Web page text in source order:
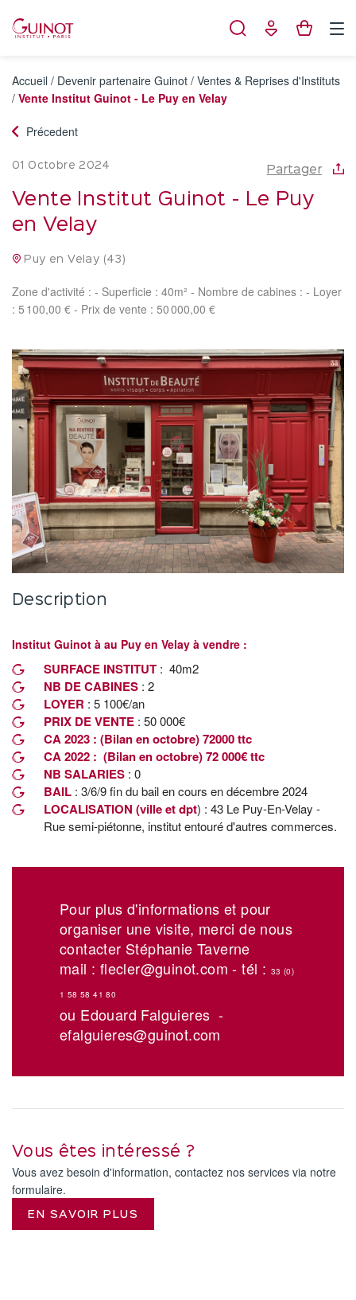
Accueil / Devenir partenaire Guinot / Ventes & Reprises d'Instituts
/ Vente Institut Guinot - Le Puy en Velay
Précedent
01 Octobre 2024 Partager
Vente Institut Guinot - Le Puy
en Velay
Puy en Velay (43)
Zone d'activité : - Superficie : 40m² - Nombre de cabines : - Loyer
: 5 100,00 € - Prix de vente : 50 000,00 €
Description
Institut Guinot à au Puy en Velay à vendre :
SURFACE INSTITUT : 40m2
NB DE CABINES : 2
LOYER : 5 100€/an
PRIX DE VENTE : 50 000€
CA 2023 : (Bilan en octobre) 72000 ttc
CA 2022 : (Bilan en octobre) 72 000€ ttc
NB SALARIES : 0
BAIL : 3/6/9 fin du bail en cours en décembre 2024
LOCALISATION (ville et dpt) : 43 Le Puy-En-Velay -
Rue semi-piétonne, institut entouré d'autres commerces.
Pour plus d'informations et pour
organiser une visite, merci de nous
contacter Stéphanie Taverne
mail : flecler@guinot.com - tél : 33 (0)
1 58 58 41 80
ou Edouard Falguieres -
efalguieres@guinot.com
Vous êtes intéressé ?
Vous avez besoin d'information, contactez nos services via notre
formulaire.
EN SAVOIR PLUS